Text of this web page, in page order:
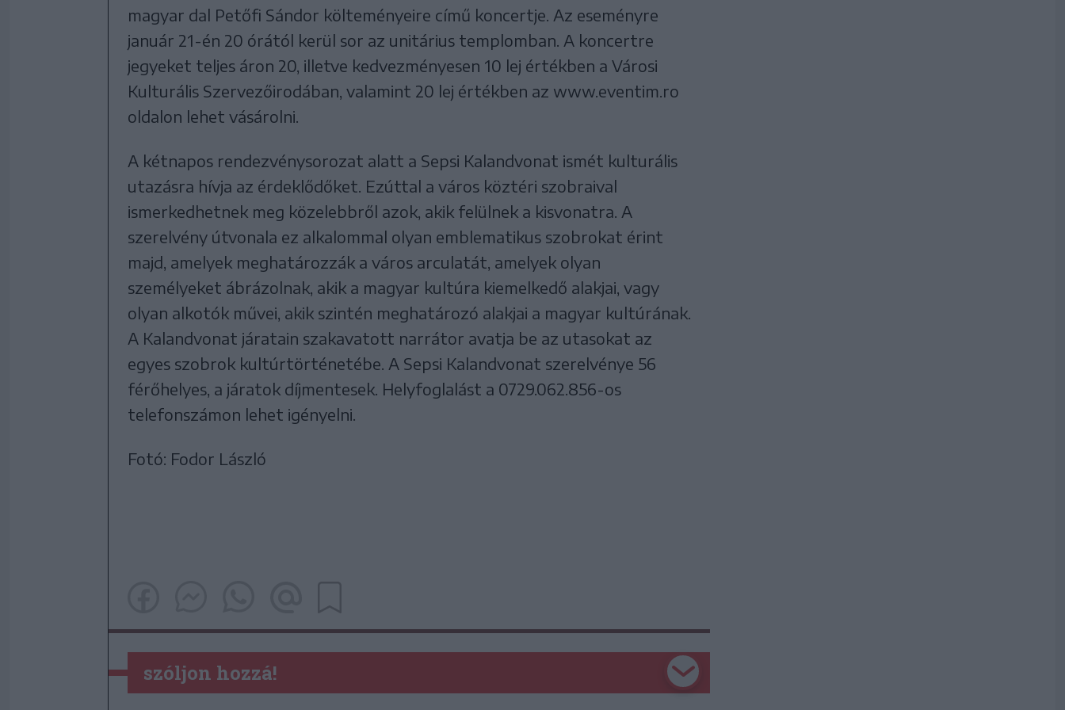
magyar dal Petőfi Sándor költeményeire című koncertje. Az eseményre
január 21-én 20 órától kerül sor az unitárius templomban. A koncertre
jegyeket teljes áron 20, illetve kedvezményesen 10 lej értékben a Városi
Kulturális Szervezőirodában, valamint 20 lej értékben az www.eventim.ro
oldalon lehet vásárolni.
A kétnapos rendezvénysorozat alatt a Sepsi Kalandvonat ismét kulturális
utazásra hívja az érdeklődőket. Ezúttal a város köztéri szobraival
ismerkedhetnek meg közelebbről azok, akik felülnek a kisvonatra. A
szerelvény útvonala ez alkalommal olyan emblematikus szobrokat érint
majd, amelyek meghatározzák a város arculatát, amelyek olyan
személyeket ábrázolnak, akik a magyar kultúra kiemelkedő alakjai, vagy
olyan alkotók művei, akik szintén meghatározó alakjai a magyar kultúrának.
A Kalandvonat járatain szakavatott narrátor avatja be az utasokat az
egyes szobrok kultúrtörténetébe. A Sepsi Kalandvonat szerelvénye 56
férőhelyes, a járatok díjmentesek. Helyfoglalást a 0729.062.856-os
telefonszámon lehet igényelni.
Fotó: Fodor László
szóljon hozzá!